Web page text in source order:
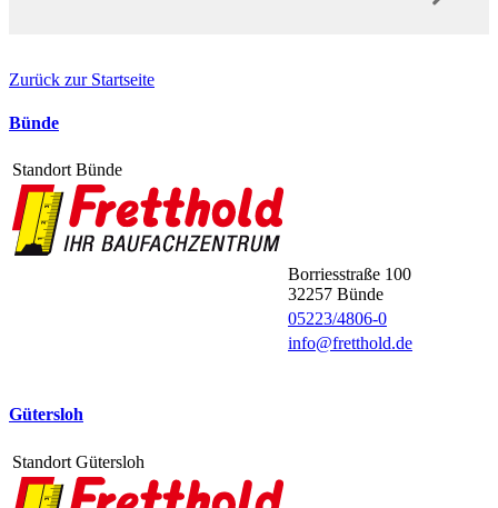
Zurück zur Startseite
Bünde
Standort Bünde
Borriesstraße 100
32257 Bünde
05223/4806-0
info@fretthold.de
Gütersloh
Standort Gütersloh